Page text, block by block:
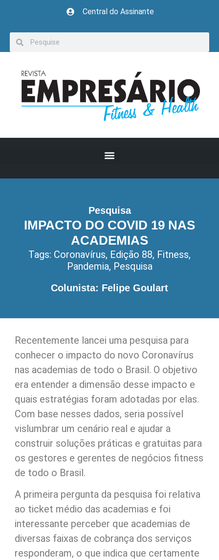
Central do Assinante
Pesquisa
IMPACTO DO COVID 19 NAS
ACADEMIAS
Tags: Coronavírus, Edição 88, Fitness,
Pandemia, Pesquisa
Colunista: Felipe Goulart
Recentemente lancei uma pesquisa para
conhecer o impacto do novo Coronavírus
nas academias de todo o Brasil. O objetivo
era entender a dimensão desse impacto e
quais estratégias foram adotadas por elas.
Com base nesses dados, seria possível
vislumbrar um cenário real e ajudar a
construir soluções práticas e gratuitas para
os gestores e gerentes de negócios fitness
de todo o Brasil.
A primeira pergunta da pesquisa foi relativa
ao ticket médio das academias e foi
interessante perceber que academias de
diversas faixas de cobrança dos serviços
responderam, o que indica que certamente